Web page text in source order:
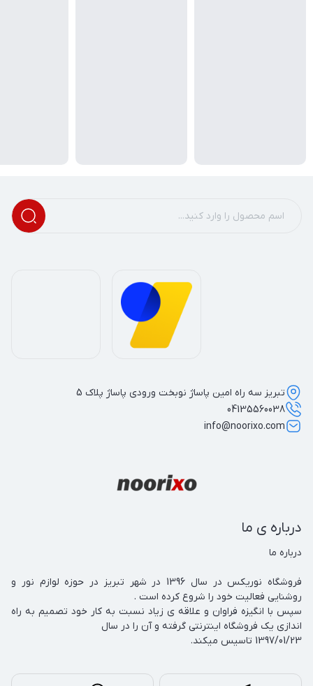
درباره ی ما
1397/01/23 تاسیس میکند.
تبریز سه راه امین پاساژ نوبخت ورودی پاساژ پلاک 5
04135560038
info@noorixo.com